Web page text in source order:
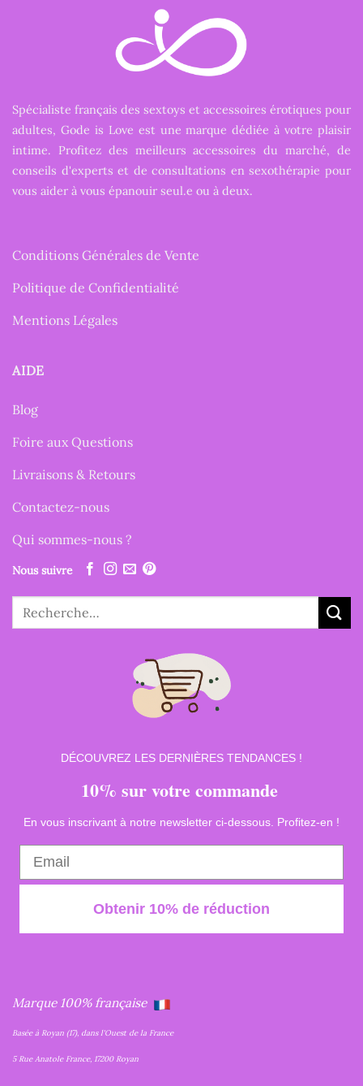
Spécialiste français des sextoys et accessoires érotiques pour
adultes, Gode is Love est une marque dédiée à votre plaisir
intime. Profitez des meilleurs accessoires du marché, de
conseils d'experts et de consultations en sexothérapie pour
vous aider à vous épanouir seul.e ou à deux.
Conditions Générales de Vente
Politique de Confidentialité
Mentions Légales
AIDE
Blog
Foire aux Questions
Livraisons & Retours
Contactez-nous
Qui sommes-nous ?
Nous suivre
Recherche
pour :
DÉCOUVREZ LES DERNIÈRES TENDANCES !
10% sur votre commande
En vous inscrivant à notre newsletter ci-dessous. Profitez-en !
Obtenir 10% de réduction
Marque 100% française
Basée à Royan (17), dans l'Ouest de la France
5 Rue Anatole France, 17200 Royan